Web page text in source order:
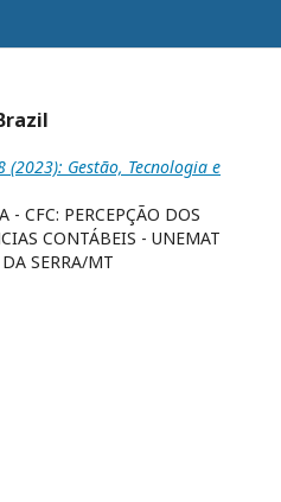
(2023): Gestão, Tecnologia e
- CFC: PERCEPÇÃO DOS
CONTÁBEIS - UNEMAT
SERRA/MT